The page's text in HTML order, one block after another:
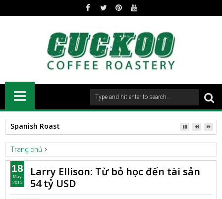
Spanish Roast
Trang chủ
BOSS
CAFESTORY
Larry Ellison: Từ bỏ học đến tài sản 54 tỷ USD
Larry Ellison: Từ bỏ học đến tài sản
54 tỷ USD
18
May
2015